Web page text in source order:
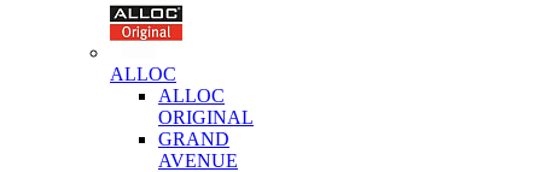
ALLOC
ALLOC
ORIGINAL
GRAND
AVENUE